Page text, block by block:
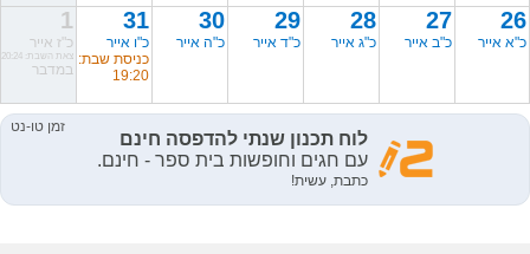
26
כ"א אייר
27
כ"ב אייר
28
כ"ג אייר
29
כ"ד אייר
30
כ"ה אייר
31
כ"ו אייר
כניסת שבת:
19:20
1
כ"ז אייר
צאת השבת: 20:24
במדבר